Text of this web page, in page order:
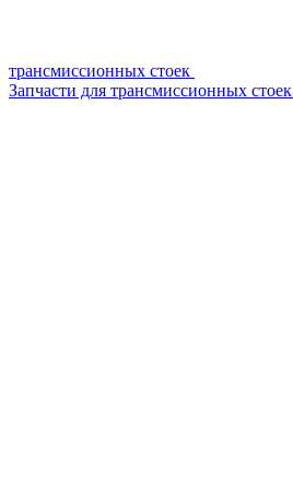
трансмиссионных стоек
Запчасти для трансмиссионных стоек